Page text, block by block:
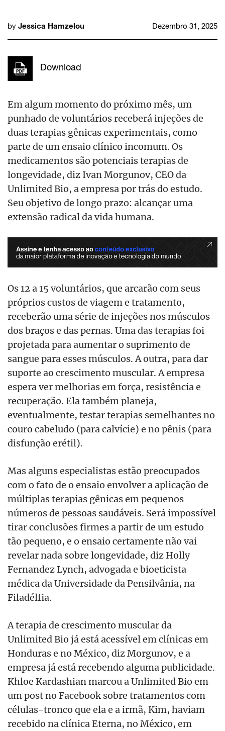
by Jessica Hamzelou Dezembro 31, 2025
Download
Em algum momento do próximo mês, um
punhado de voluntários receberá injeções de
duas terapias gênicas experimentais, como
parte de um ensaio clínico incomum. Os
medicamentos são potenciais terapias de
longevidade, diz Ivan Morgunov, CEO da
Unlimited Bio, a empresa por trás do estudo.
Seu objetivo de longo prazo: alcançar uma
extensão radical da vida humana.
Os 12 a 15 voluntários, que arcarão com seus
próprios custos de viagem e tratamento,
receberão uma série de injeções nos músculos
dos braços e das pernas. Uma das terapias foi
projetada para aumentar o suprimento de
sangue para esses músculos. A outra, para dar
suporte ao crescimento muscular. A empresa
espera ver melhorias em força, resistência e
recuperação. Ela também planeja,
eventualmente, testar terapias semelhantes no
couro cabeludo (para calvície) e no pênis (para
disfunção erétil).
Mas alguns especialistas estão preocupados
com o fato de o ensaio envolver a aplicação de
múltiplas terapias gênicas em pequenos
números de pessoas saudáveis. Será impossível
tirar conclusões firmes a partir de um estudo
tão pequeno, e o ensaio certamente não vai
revelar nada sobre longevidade, diz Holly
Fernandez Lynch, advogada e bioeticista
médica da Universidade da Pensilvânia, na
Filadélfia.
A terapia de crescimento muscular da
Unlimited Bio já está acessível em clínicas em
Honduras e no México, diz Morgunov, e a
empresa já está recebendo alguma publicidade.
Khloe Kardashian marcou a Unlimited Bio em
um post no Facebook sobre tratamentos com
células-tronco que ela e a irmã, Kim, haviam
recebido na clínica Eterna, no México, em